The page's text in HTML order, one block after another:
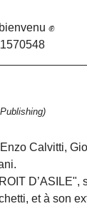
✊
Calvitti,
D’ASILE",
et à son